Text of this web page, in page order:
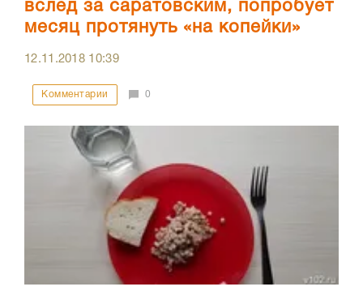
вслед за саратовским, попробует
месяц протянуть «на копейки»
12.11.2018 10:39
Комментарии 0